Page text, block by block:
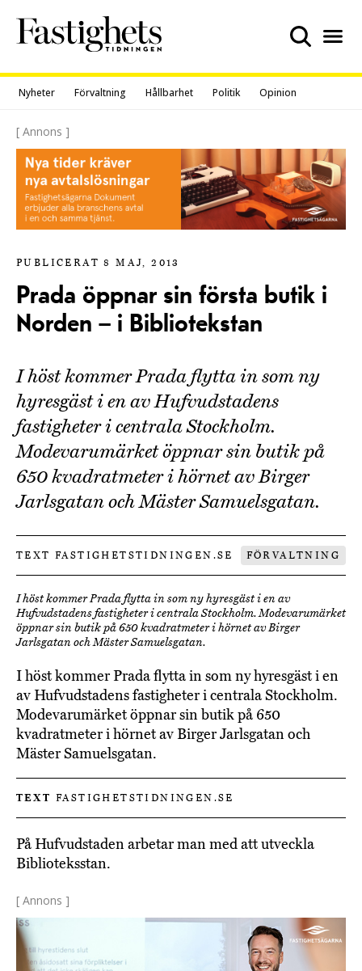
content
Nyheter Förvaltning Hållbarhet Politik Opinion
[ Annons ]
PUBLICERAT 8 MAJ, 2013
Prada öppnar sin första butik i
Norden – i Bibliotekstan
I höst kommer Prada flytta in som ny
hyresgäst i en av Hufvudstadens
fastigheter i centrala Stockholm.
Modevarumärket öppnar sin butik på
650 kvadratmeter i hörnet av Birger
Jarlsgatan och Mäster Samuelsgatan.
TEXT FASTIGHETSTIDNINGEN.SE FÖRVALTNING
I höst kommer Prada flytta in som ny hyresgäst i en av
Hufvudstadens fastigheter i centrala Stockholm. Modevarumärket
öppnar sin butik på 650 kvadratmeter i hörnet av Birger
Jarlsgatan och Mäster Samuelsgatan.
I höst kommer Prada flytta in som ny hyresgäst i en
av Hufvudstadens fastigheter i centrala Stockholm.
Modevarumärket öppnar sin butik på 650
kvadratmeter i hörnet av Birger Jarlsgatan och
Mäster Samuelsgatan.
TEXT FASTIGHETSTIDNINGEN.SE
På Hufvudstaden arbetar man med att utveckla
Biblioteksstan.
[ Annons ]